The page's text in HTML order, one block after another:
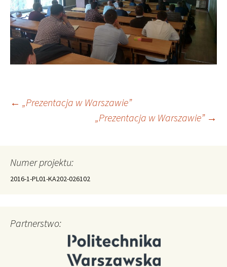
Nawigacja
← „Prezentacja w Warszawie”
„Prezentacja w Warszawie” →
Numer projektu:
2016-1-PL01-KA202-026102
Partnerstwo: